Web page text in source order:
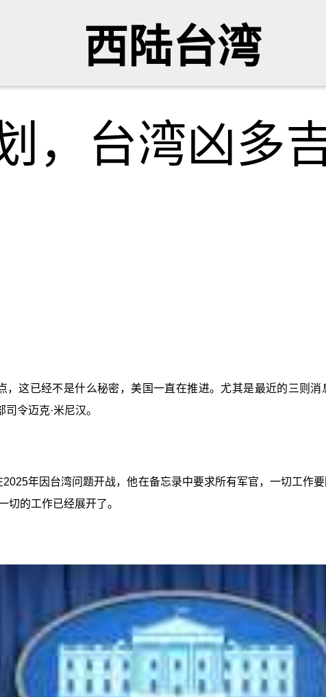
西陆台湾
，台湾凶多
，这已经不是什么秘密，美国一直在推进。尤其是最近的三则
令迈克·米尼汉。
年因台湾问题开战，他在备忘录中要求所有军官，一切工作
切的工作已经展开了。